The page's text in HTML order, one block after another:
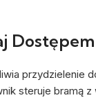
przydzielenie
steruje bramą